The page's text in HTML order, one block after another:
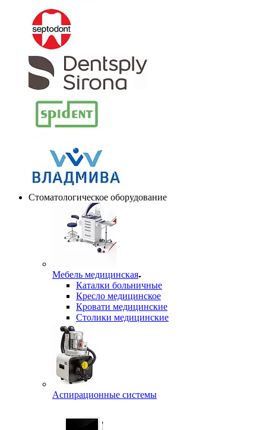
Стоматологическое оборудование
Мебель медицинская
Каталки больничные
Кресло медицинское
Кровати медицинские
Столики медицинские
Аспирационные системы